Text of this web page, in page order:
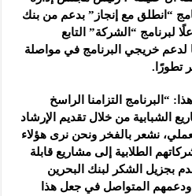
“انطلق مع إنجاز” بدعم من بنك
لبرنامج “الشركة” التابع
خريجي البرنامج في مواصلة
تطورًا.
التزامنا الراسخ
الشبابية من خلال تقديم الإرشاد
نشعر بالفخر ونحن نرى هؤلاء
الطلابية إلى مشاريع قابلة
بجزيل الشكر لبنك البحرين
المتواصل في جعل هذا